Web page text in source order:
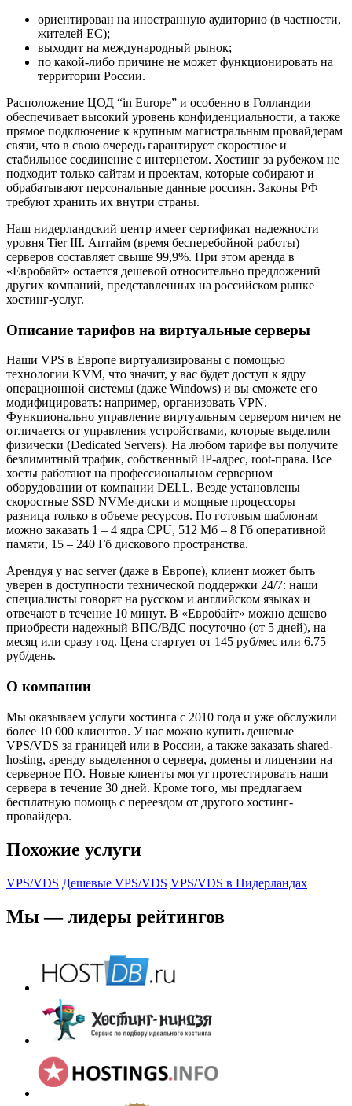
ориентирован на иностранную аудиторию (в частности,
жителей ЕС);
выходит на международный рынок;
по какой-либо причине не может функционировать на
территории России.
Расположение ЦОД “in Europe” и особенно в Голландии
обеспечивает высокий уровень конфиденциальности, а также
прямое подключение к крупным магистральным провайдерам
связи, что в свою очередь гарантирует скоростное и
стабильное соединение с интернетом. Хостинг за рубежом не
подходит только сайтам и проектам, которые собирают и
обрабатывают персональные данные россиян. Законы РФ
требуют хранить их внутри страны.
Наш нидерландский центр имеет сертификат надежности
уровня Tier III. Аптайм (время бесперебойной работы)
серверов составляет свыше 99,9%. При этом аренда в
«Евробайт» остается дешевой относительно предложений
других компаний, представленных на российском рынке
хостинг-услуг.
Описание тарифов на виртуальные серверы
Наши VPS в Европе виртуализированы с помощью
технологии KVM, что значит, у вас будет доступ к ядру
операционной системы (даже Windows) и вы сможете его
модифицировать: например, организовать VPN.
Функционально управление виртуальным сервером ничем не
отличается от управления устройствами, которые выделили
физически (Dedicated Servers). На любом тарифе вы получите
безлимитный трафик, собственный IP-адрес, root-права. Все
хосты работают на профессиональном серверном
оборудовании от компании DELL. Везде установлены
скоростные SSD NVMe-диски и мощные процессоры —
разница только в объеме ресурсов. По готовым шаблонам
можно заказать 1 – 4 ядра CPU, 512 Мб – 8 Гб оперативной
памяти, 15 – 240 Гб дискового пространства.
Арендуя у нас server (даже в Европе), клиент может быть
уверен в доступности технической поддержки 24/7: наши
специалисты говорят на русском и английском языках и
отвечают в течение 10 минут. В «Евробайт» можно дешево
приобрести надежный ВПС/ВДС посуточно (от 5 дней), на
месяц или сразу год. Цена стартует от 145 руб/мес или 6.75
руб/день.
О компании
Мы оказываем услуги хостинга с 2010 года и уже обслужили
более 10 000 клиентов. У нас можно купить дешевые
VPS/VDS за границей или в России, а также заказать shared-
hosting, аренду выделенного сервера, домены и лицензии на
серверное ПО. Новые клиенты могут протестировать наши
сервера в течение 30 дней. Кроме того, мы предлагаем
бесплатную помощь с переездом от другого хостинг-
провайдера.
Похожие услуги
VPS/VDS Дешевые VPS/VDS VPS/VDS в Нидерландах
Мы — лидеры рейтингов